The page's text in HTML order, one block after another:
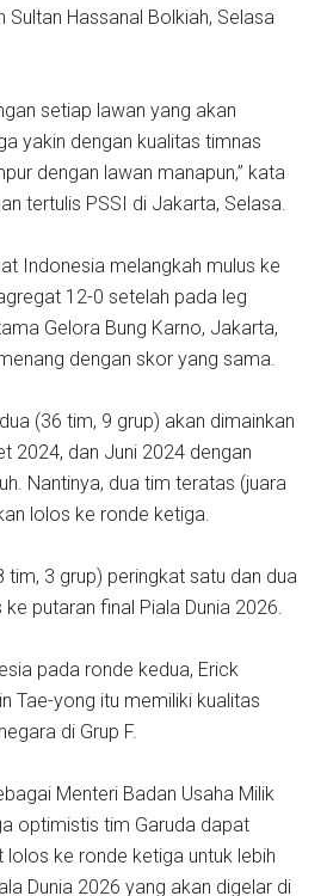
Sultan Hassanal Bolkiah, Selasa
setiap lawan yang akan
yakin dengan kualitas timnas
dengan lawan manapun,” kata
tertulis PSSI di Jakarta, Selasa.
Indonesia melangkah mulus ke
12-0 setelah pada leg
Gelora Bung Karno, Jakarta,
dengan skor yang sama.
(36 tim, 9 grup) akan dimainkan
2024, dan Juni 2024 dengan
Nantinya, dua tim teratas (juara
lolos ke ronde ketiga.
tim, 3 grup) peringkat satu dan dua
putaran final Piala Dunia 2026.
pada ronde kedua, Erick
Tae-yong itu memiliki kualitas
di Grup F.
Menteri Badan Usaha Milik
optimistis tim Garuda dapat
ke ronde ketiga untuk lebih
Dunia 2026 yang akan digelar di